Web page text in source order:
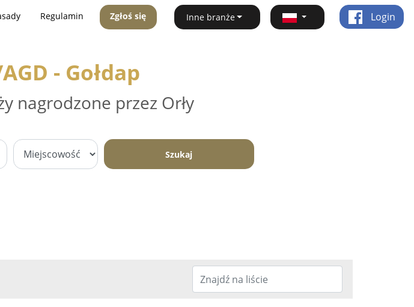
Regulamin Zgłoś się Inne branże Login
- Gołdap
nagrodzone przez Orły
Szukaj